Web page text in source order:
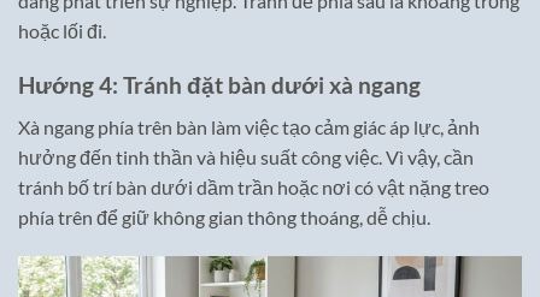
hoặc lối đi.
Hướng 4: Tránh đặt bàn dưới xà ngang
Xà ngang phía trên bàn làm việc tạo cảm giác áp lực, ảnh
hưởng đến tinh thần và hiệu suất công việc. Vì vậy, cần
tránh bố trí bàn dưới dầm trần hoặc nơi có vật nặng treo
phía trên để giữ không gian thông thoáng, dễ chịu.